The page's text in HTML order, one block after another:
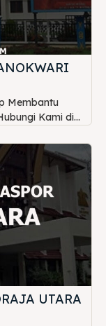
Membantu
Kami di...
UTARA